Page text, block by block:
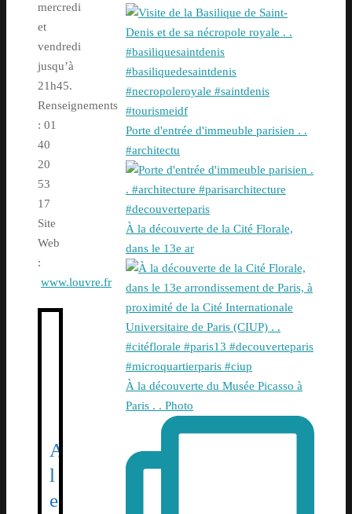
mercredi
et
vendredi
jusqu’à
21h45.
Renseignements
: 01
40
20
53
17
Site
Web
:
www.louvre.fr
A
l
e
Porte d'entrée d'immeuble parisien . .
#architectu
À la découverte de la Cité Florale,
dans le 13e ar
À la découverte du Musée Picasso à
Paris . . Photo